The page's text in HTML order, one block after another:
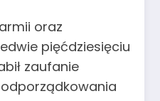
oraz
pięćdziesięciu
zaufanie